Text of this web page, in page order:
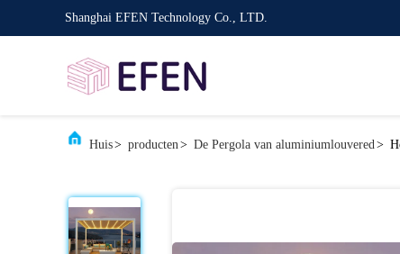
Shanghai EFEN Technology Co., LTD.
Huis> producten> De Pergola van aluminiumlouvered>